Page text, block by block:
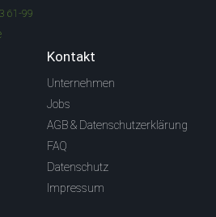
61-99
Kontakt
Unternehmen
Jobs
AGB & Datenschutzerklärung
FAQ
Datenschutz
Impressum